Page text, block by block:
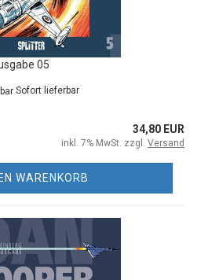
05
Sofort lieferbar
34,80 EUR
inkl. 7% MwSt. zzgl. Versand
WARENKORB